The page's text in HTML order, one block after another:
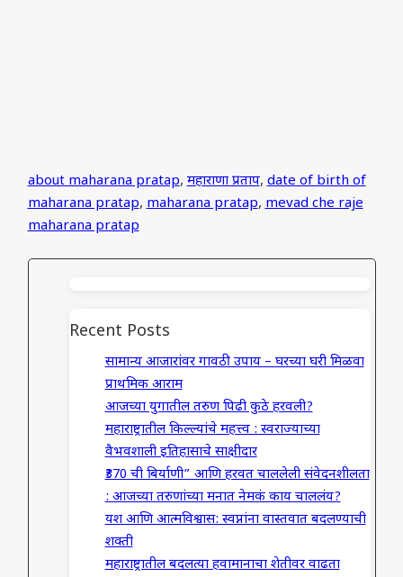
about maharana pratap,महाराणा प्रताप,date of birth of
maharana pratap,maharana pratap,mevad che raje
maharana pratap
Recent Posts
सामान्य आजारांवर गावठी उपाय – घरच्या घरी मिळवा
प्राथमिक आराम
आजच्या युगातील तरुण पिढी कुठे हरवली?
महाराष्ट्रातील किल्ल्यांचे महत्त्व : स्वराज्याच्या
वैभवशाली इतिहासाचे साक्षीदार
₹370 ची बिर्याणी” आणि हरवत चाललेली संवेदनशीलता
: आजच्या तरुणांच्या मनात नेमकं काय चाललंय?
यश आणि आत्मविश्वास: स्वप्नांना वास्तवात बदलण्याची
शक्ती
महाराष्ट्रातील बदलत्या हवामानाचा शेतीवर वाढता